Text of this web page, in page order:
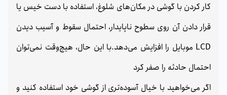
کار کردن با گوشی در مکان‌های شلوغ، استفاده با دست خیس یا
قرار دادن آن روی سطوح ناپایدار، احتمال سقوط و آسیب دیدن
LCD موبایل را افزایش می‌دهد.با این حال، هیچ‌وقت نمی‌توان
احتمال حادثه را صفر کرد
اگر می‌خواهید با خیال آسوده‌تری از گوشی خود استفاده کنید و